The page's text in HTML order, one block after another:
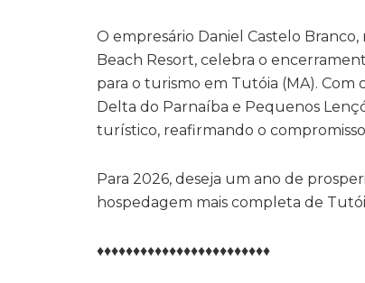
O empresário Daniel Castelo
Beach Resort, celebra o
para o turismo em Tutóia (MA).
Delta do Parnaíba e Pequenos
turístico, reafirmando o
Para 2026, deseja um ano de
hospedagem mais completa de
♦♦♦♦♦♦♦♦♦♦♦♦♦♦♦♦♦♦♦♦♦♦♦♦